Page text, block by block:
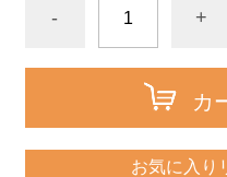
- +
カ
お気に入り